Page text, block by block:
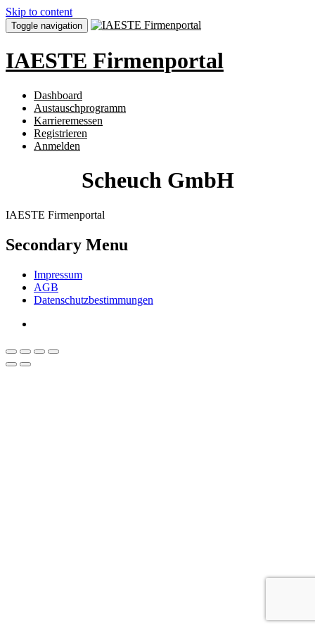
Skip to content
Toggle navigation
IAESTE Firmenportal
Dashboard
Austauschprogramm
Karrieremessen
Registrieren
Anmelden
Scheuch GmbH
IAESTE Firmenportal
Secondary Menu
Impressum
AGB
Datenschutzbestimmungen